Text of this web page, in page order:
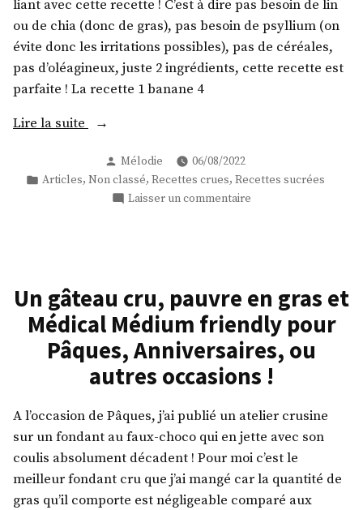
guérisseurs
!
liant avec cette recette ! C’est à dire pas besoin de lin
ou de chia (donc de gras), pas besoin de psyllium (on
évite donc les irritations possibles), pas de céréales,
pas d’oléagineux, juste 2 ingrédients, cette recette est
parfaite ! La recette 1 banane 4
Lire la suite
« Des
tout
cru,
vegan,
gras,
medical
medium
friendly »
Publié
par
Mélodie
06/08/2022
Publié
Articles, Non classé, Recettes crues, Recettes sucrées
Laisser un commentaire
sans
gluten,
sans
gras,
medical
friendly
Un gâteau cru, pauvre en gras et
Médical Médium friendly pour
Pâques, Anniversaires, ou
autres occasions !
A l’occasion de Pâques, j’ai publié un atelier crusine
sur un fondant au faux-choco qui en jette avec son
coulis absolument décadent ! Pour moi c’est le
meilleur fondant cru que j’ai mangé car la quantité de
gras qu’il comporte est négligeable comparé aux